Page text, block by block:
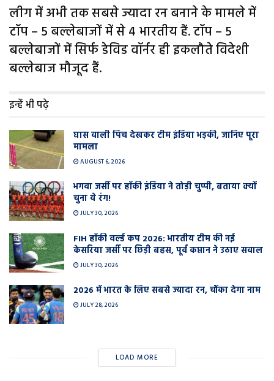
लीग में अभी तक सबसे ज्यादा रन बनाने के मामले में
टॉप – 5 बल्लेबाजों में से 4 भारतीय हैं. टॉप – 5
बल्लेबाजों में सिर्फ डेविड वॉर्नर ही इकलौते विदेशी
बल्लेबाज मौजूद हैं.
इन्हें भी पढ़े
घास वाली प‍िच देखकर टीम इंडिया भड़की, जानिए पूरा
मामला
AUGUST 6, 2026
भगवा जर्सी पर हॉकी इंडिया ने तोड़ी चुप्पी, बताया क्यों
चुना ये रंग!
JULY 30, 2026
FIH हॉकी वर्ल्ड कप 2026: भारतीय टीम की नई
केसरिया जर्सी पर छिड़ी बहस, पूर्व कप्तान ने उठाए सवाल
JULY 30, 2026
2026 में भारत के लिए सबसे ज्यादा रन, चौंका देगा नाम
JULY 28, 2026
LOAD MORE